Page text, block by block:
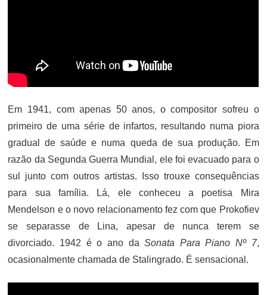
Em 1941, com apenas 50 anos, o compositor sofreu o
primeiro de uma série de infartos, resultando numa piora
gradual de saúde e numa queda de sua produção. Em
razão da Segunda Guerra Mundial, ele foi evacuado para o
sul junto com outros artistas. Isso trouxe consequências
para sua família. Lá, ele conheceu a poetisa Mira
Mendelson e o novo relacionamento fez com que Prokofiev
se separasse de Lina, apesar de nunca terem se
divorciado. 1942 é o ano daSonata Para Piano Nº 7,
ocasionalmente chamada de Stalingrado. É sensacional.